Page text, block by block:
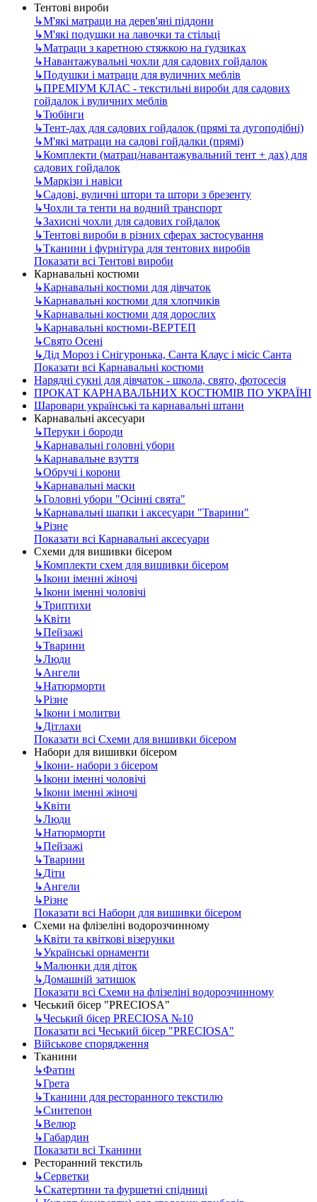
Тентові вироби
↳М'які матраци на дерев'яні піддони
↳М'які подушки на лавочки та стільці
↳Матраци з каретною стяжкою на ґудзиках
↳Навантажувальні чохли для садових гойдалок
↳Подушки і матраци для вуличних меблів
↳ПРЕМІУМ КЛАС - текстильні вироби для садових
гойдалок і вуличних меблів
↳Тюбінги
↳Тент-дах для садових гойдалок (прямі та дугоподібні)
↳М'які матраци на садові гойдалки (прямі)
↳Комплекти (матрац/навантажувальний тент + дах) для
садових гойдалок
↳Маркізи і навіси
↳Садові, вуличні штори та штори з брезенту
↳Чохли та тенти на водний транспорт
↳Захисні чохли для садових гойдалок
↳Тентові вироби в різних сферах застосування
↳Тканини і фурнітура для тентових виробів
Показати всі Тентові вироби
Карнавальні костюми
↳Карнавальні костюми для дівчаток
↳Карнавальні костюми для хлопчиків
↳Карнавальні костюми для дорослих
↳Карнавальні костюми-ВЕРТЕП
↳Свято Осені
↳Дід Мороз і Снігуронька, Санта Клаус і місіс Санта
Показати всі Карнавальні костюми
Нарядні сукні для дівчаток - школа, свято, фотосесія
ПРОКАТ КАРНАВАЛЬНИХ КОСТЮМІВ ПО УКРАЇНІ
Шаровари українські та карнавальні штани
Карнавальні аксесуари
↳Перуки і бороди
↳Карнавальні головні убори
↳Карнавальне взуття
↳Обручі і корони
↳Карнавальні маски
↳Головні убори "Осінні свята"
↳Карнавальні шапки і аксесуари "Тварини"
↳Різне
Показати всі Карнавальні аксесуари
Схеми для вишивки бісером
↳Комплекти схем для вишивки бісером
↳Ікони іменні жіночі
↳Ікони іменні чоловічі
↳Триптихи
↳Квіти
↳Пейзажі
↳Тварини
↳Люди
↳Ангели
↳Натюрморти
↳Різне
↳Ікони і молитви
↳Дітлахи
Показати всі Схеми для вишивки бісером
Набори для вишивки бісером
↳Ікони- набори з бісером
↳Ікони іменні чоловічі
↳Ікони іменні жіночі
↳Квіти
↳Люди
↳Натюрморти
↳Пейзажі
↳Тварини
↳Діти
↳Ангели
↳Різне
Показати всі Набори для вишивки бісером
Схеми на флізеліні водорозчинному
↳Квіти та квіткові візерунки
↳Українські орнаменти
↳Малюнки для діток
↳Домашній затишок
Показати всі Схеми на флізеліні водорозчинному
Чеський бісер "PRECIOSA"
↳Чеський бісер PRECIOSA №10
Показати всі Чеський бісер "PRECIOSA"
Військове спорядження
Тканини
↳Фатин
↳Грета
↳Тканини для ресторанного текстилю
↳Синтепон
↳Велюр
↳Габардин
Показати всі Тканини
Ресторанний текстиль
↳Серветки
↳Скатертини та фуршетні спідниці